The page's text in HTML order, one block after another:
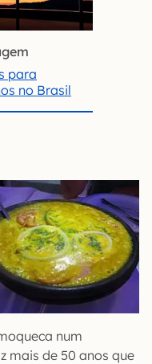
para
no Brasil
num
mais de 50 anos que